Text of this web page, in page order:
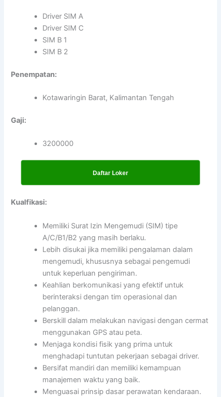
Driver SIM A
Driver SIM C
SIM B 1
SIM B 2
Penempatan:
Kotawaringin Barat, Kalimantan Tengah
Gaji:
3200000
Daftar Loker
Kualfikasi:
Memiliki Surat Izin Mengemudi (SIM) tipe
A/C/B1/B2 yang masih berlaku.
Lebih disukai jika memiliki pengalaman dalam
mengemudi, khususnya sebagai pengemudi
untuk keperluan pengiriman.
Keahlian berkomunikasi yang efektif untuk
berinteraksi dengan tim operasional dan
pelanggan.
Berskill dalam melakukan navigasi dengan cermat
menggunakan GPS atau peta.
Menjaga kondisi fisik yang prima untuk
menghadapi tuntutan pekerjaan sebagai driver.
Bersifat mandiri dan memiliki kemampuan
manajemen waktu yang baik.
Menguasai prinsip dasar perawatan kendaraan.